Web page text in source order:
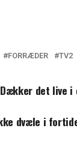
FORRÆDER TV2
det live
dvæle i